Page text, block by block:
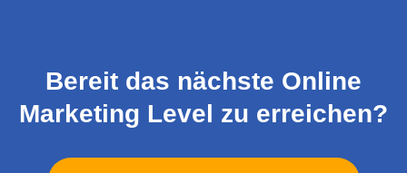
Bereit das nächste Online
Marketing Level zu erreichen?